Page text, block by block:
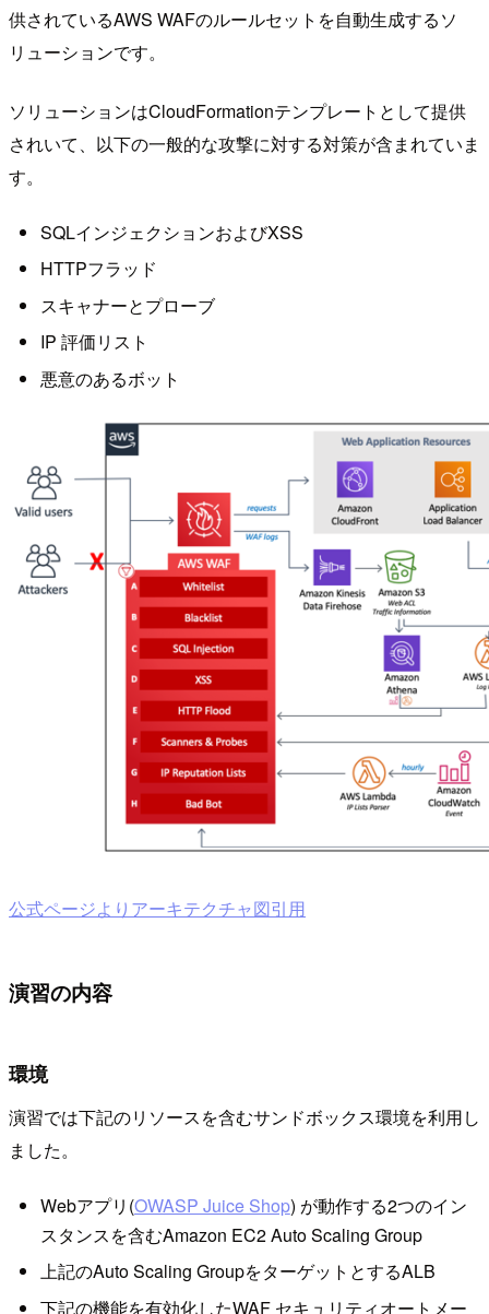
供されているAWS WAFのルールセットを自動生成するソ
リューションです。
ソリューションはCloudFormationテンプレートとして提供
されいて、以下の一般的な攻撃に対する対策が含まれていま
す。
SQLインジェクションおよびXSS
HTTPフラッド
スキャナーとプローブ
IP 評価リスト
悪意のあるボット
公式ページよりアーキテクチャ図引用
演習の内容
環境
演習では下記のリソースを含むサンドボックス環境を利用し
ました。
Webアプリ(OWASP Juice Shop) が動作する2つのイン
スタンスを含むAmazon EC2 Auto Scaling Group
上記のAuto Scaling GroupをターゲットとするALB
下記の機能を有効化したWAF セキュリティオートメー